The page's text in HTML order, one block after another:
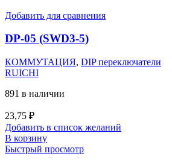
Добавить для сравнения
DP-05 (SWD3-5)
КОММУТАЦИЯ, DIP переключатели
RUICHI
891 в наличии
23,75 ₽
Добавить в список желаний
В корзину
Быстрый просмотр